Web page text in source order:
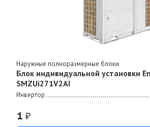
Наружные полноразмерные блоки
Блок индивидуальной установки
SMZUi271V2AI
Инвертор
1 ₽